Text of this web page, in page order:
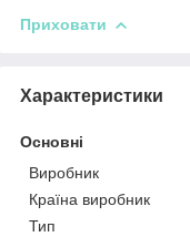
Приховати
Характеристики
Основні
Виробник
Країна виробник
Тип